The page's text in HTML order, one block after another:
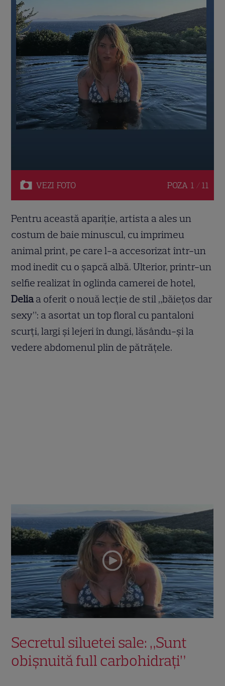
VEZI FOTO POZA 1 / 11
Pentru această apariție, artista a ales un
costum de baie minuscul, cu imprimeu
animal print, pe care l-a accesorizat într-un
mod inedit cu o șapcă albă. Ulterior, printr-un
selfie realizat în oglinda camerei de hotel,
Delia a oferit o nouă lecție de stil „băiețos dar
sexy”: a asortat un top floral cu pantaloni
scurți, largi și lejeri în dungi, lăsându-și la
vedere abdomenul plin de pătrățele.
Secretul siluetei sale: „Sunt
obișnuită full carbohidrați”